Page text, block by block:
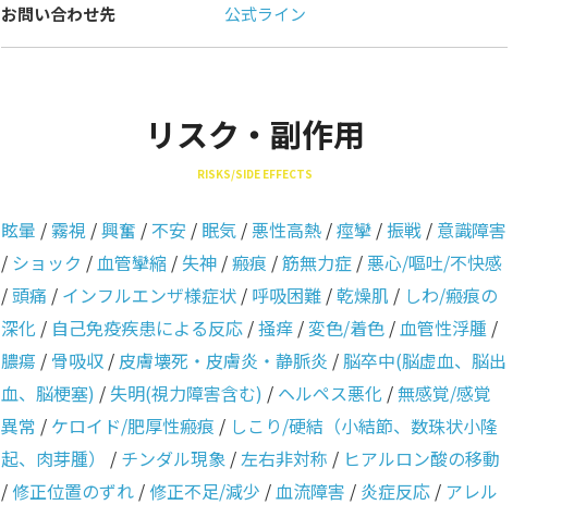
お問い合わせ先 公式ライン
リスク・副作用
RISKS/SIDE EFFECTS
眩暈 /霧視 /興奮 / 不安 / 眠気 /悪性高熱 /痙攣 /振戦 / 意識障害
/ ショック /血管攣縮 /失神 /瘢痕 /筋無力症 /悪心/嘔吐/不快感
/頭痛 / インフルエンザ様症状 / 呼吸困難 /乾燥肌 / しわ/瘢痕の
深化 / 自己免疫疾患による反応 /掻痒 /変色/着色 /血管性浮腫 /
膿瘍 / 骨吸収 / 皮膚壊死・皮膚炎・静脈炎 /脳卒中(脳虚血、脳出
血、脳梗塞) /失明(視力障害含む) / ヘルペス悪化 /無感覚/感覚
異常 / ケロイド/肥厚性瘢痕 / しこり/硬結（小結節、数珠状小隆
起、肉芽腫）
/ チンダル現象 /左右非対称 / ヒアルロン酸の移動
/修正位置のずれ /修正不足/減少 /血流障害 / 炎症反応 / アレル